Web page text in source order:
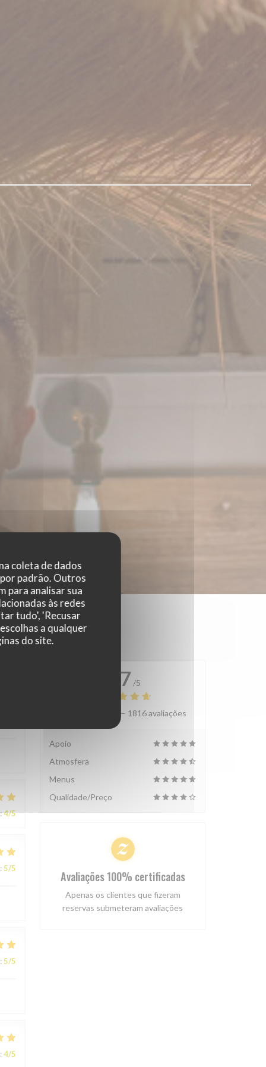
coleta de dados
padrão. Outros
para analisar sua
às redes
tudo', 'Recusar
a qualquer
do site.
4/5
: 5/5
: 5/5
: 4/5
4.7 /5
Avaliação média — 1816 avaliações
Apoio
Atmosfera
Menus
Qualidade/Preço
Avaliações 100% certificadas
Apenas os clientes que fizeram
reservas submeteram avaliações